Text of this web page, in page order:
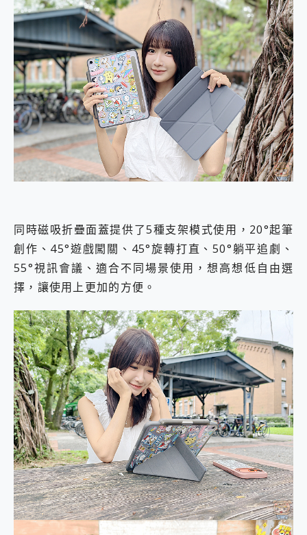
同時磁吸折疊面蓋提供了5種支架模式使用，20°起筆
創作、45°遊戲闖關、45°旋轉打直、50°躺平追劇、
55°視訊會議、適合不同場景使用，想高想低自由選
擇，讓使用上更加的方便。